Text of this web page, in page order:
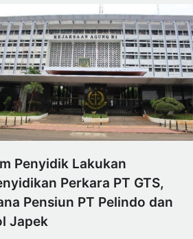
Penyidik Lakukan
Perkara PT GTS,
Pensiun PT Pelindo dan
Japek